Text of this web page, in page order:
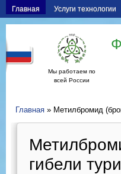
Главная Услуги технологии
Мы работаем по
всей России
Главная » Метилбромид
гибели